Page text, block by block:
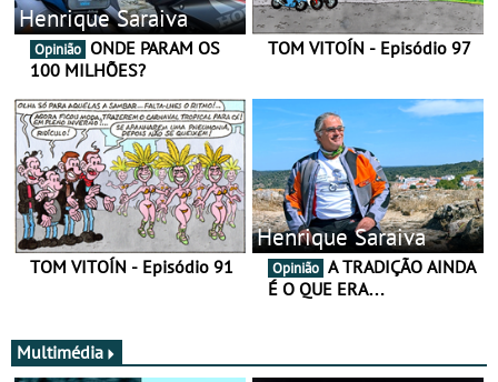
Henrique Saraiva
Opinião
100 MILHÕES?
TOM VITOÍN - Episódio 97
TOM VITOÍN - Episódio 91
Henrique Saraiva
Opinião
É O QUE ERA…
Multimédia